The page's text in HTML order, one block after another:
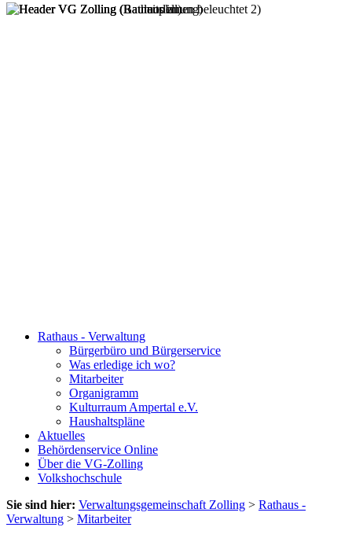
Rathaus - Verwaltung
Bürgerbüro und Bürgerservice
Was erledige ich wo?
Mitarbeiter
Organigramm
Kulturraum Ampertal e.V.
Haushaltspläne
Aktuelles
Behördenservice Online
Über die VG-Zolling
Volkshochschule
Sie sind hier: Verwaltungsgemeinschaft Zolling > Rathaus -
Verwaltung > Mitarbeiter